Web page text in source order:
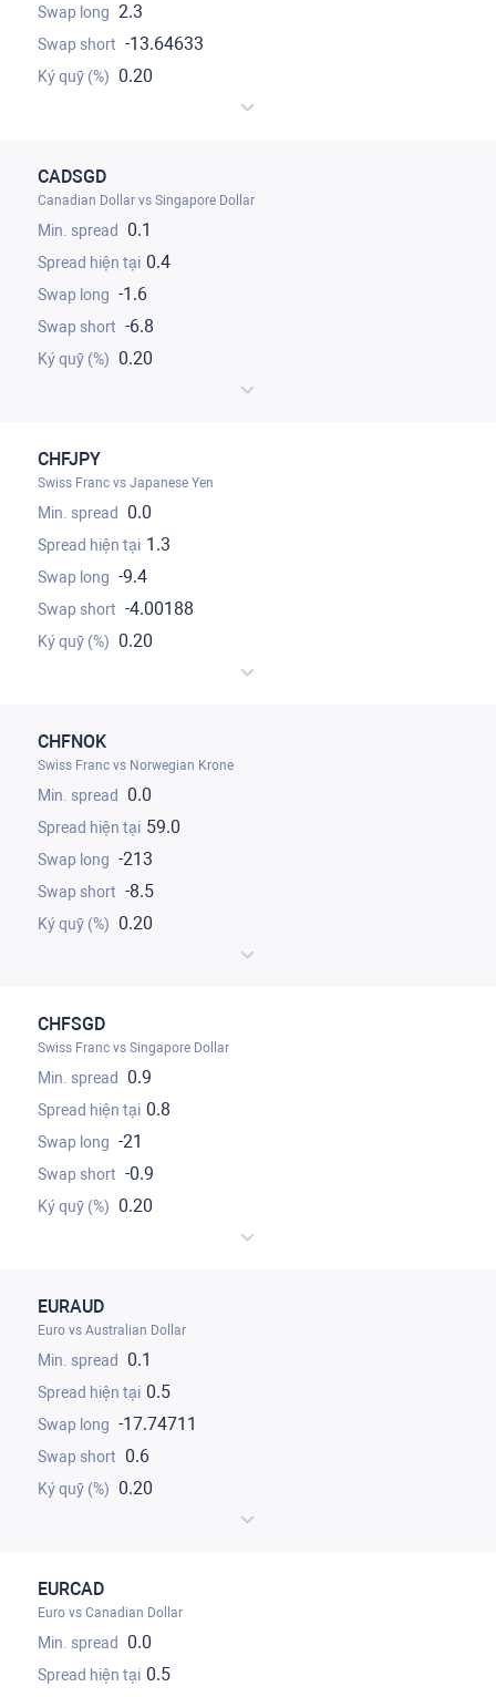
2.3
-13.64633
0.20
CADSGD
Canadian Dollar vs Singapore Dollar
0.1
0.4
-1.6
-6.8
0.20
CHFJPY
Swiss Franc vs Japanese Yen
0.0
1.3
-9.4
-4.00188
0.20
CHFNOK
Swiss Franc vs Norwegian Krone
0.0
59.0
-213
-8.5
0.20
CHFSGD
Swiss Franc vs Singapore Dollar
0.9
0.8
-21
-0.9
0.20
EURAUD
Euro vs Australian Dollar
0.1
0.5
-17.74711
0.6
0.20
EURCAD
Euro vs Canadian Dollar
0.0
0.5